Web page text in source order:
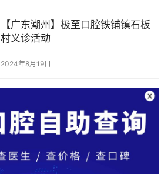
【广东潮州】极至口腔铁铺镇石板
村义诊活动
2024年8月19日